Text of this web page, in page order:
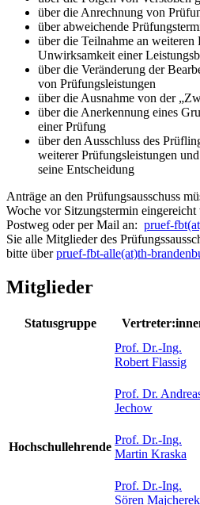
über die Anrechnung von
über abweichende
über die Teilnahme an weiteren
Unwirksamkeit einer
über die Veränderung der
von Prüfungsleistungen
über die Ausnahme von der
über die Anerkennung eines
einer Prüfung
über den Ausschluss des
weiterer Prüfungsleistungen
seine Entscheidung
Anträge an den Prüfungsausschuss
Woche vor Sitzungstermin
Postweg oder per Mail an: pruef-
Sie alle Mitglieder des
bitte überpruef-fbt-alle(at)th-
Mitglieder
Statusgruppe
Hochschullehrende
Prof. Dr.-Ing.
Robert Flassig
Prof. Dr.
Jechow
Prof. Dr.-Ing.
Martin Kraska
Prof. Dr.-Ing.
Sören Majcherek